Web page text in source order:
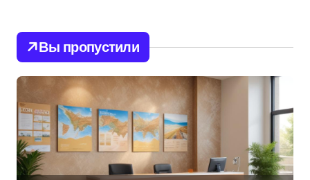
Вы пропустили